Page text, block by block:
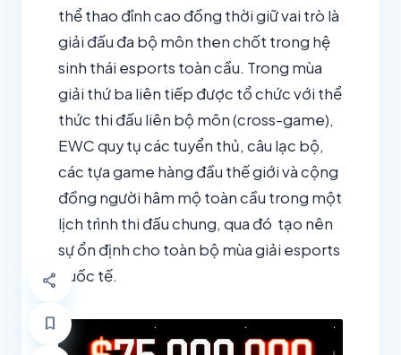
share
bookmark
thể thao đỉnh cao đồng thời giữ vai trò là
giải đấu đa bộ môn then chốt trong hệ
sinh thái esports toàn cầu. Trong mùa
giải thứ ba liên tiếp được tổ chức với thể
thức thi đấu liên bộ môn (cross-game),
EWC quy tụ các tuyển thủ, câu lạc bộ,
các tựa game hàng đầu thế giới và cộng
đồng người hâm mộ toàn cầu trong một
lịch trình thi đấu chung, qua đó tạo nên
sự ổn định cho toàn bộ mùa giải esports
quốc tế.